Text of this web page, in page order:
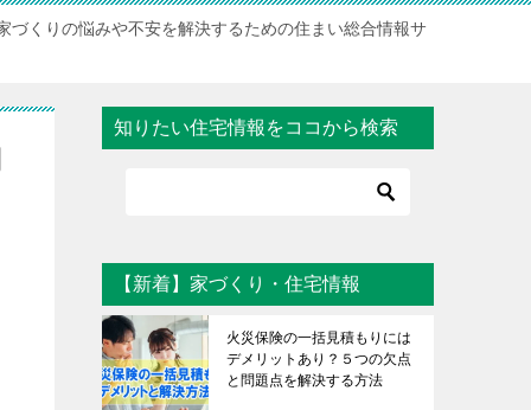
づくりの悩みや不安を解決するための住まい総合情報サ
知りたい住宅情報をココから検索
【新着】家づくり・住宅情報
火災保険の一括見積もりには
デメリットあり？５つの欠点
と問題点を解決する方法